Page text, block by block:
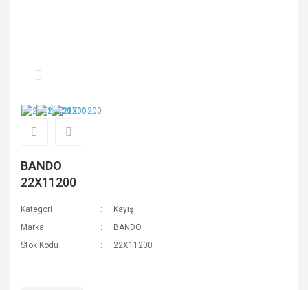
BANDO
22X11200
Kategori
Kayış
Marka
BANDO
Stok Kodu
22X11200